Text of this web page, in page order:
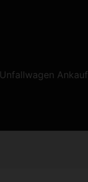
Unfallwagen Ankauf